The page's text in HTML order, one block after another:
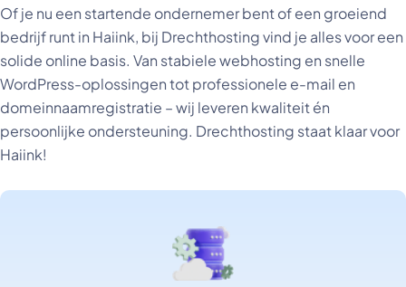
Of je nu een startende ondernemer bent of een groeiend
bedrijf runt in Haiink, bij Drechthosting vind je alles voor een
solide online basis. Van stabiele webhosting en snelle
WordPress-oplossingen tot professionele e-mail en
domeinnaamregistratie – wij leveren kwaliteit én
persoonlijke ondersteuning. Drechthosting staat klaar voor
Haiink!